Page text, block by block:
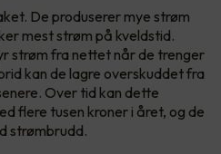
De produserer mye strøm
mest strøm på kveldstid.
strøm fra nettet når de trenger
kan de lagre overskuddet fra
Over tid kan dette
flere tusen kroner i året, og de
strømbrudd.